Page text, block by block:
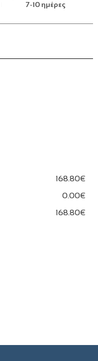
7-10 ημέρες
168.80€
0.00€
168.80€